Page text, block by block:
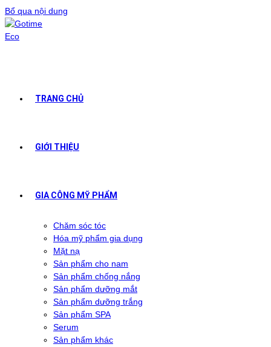
Bổ qua nội dung
TRANG CHỦ
GIỚI THIỆU
GIA CÔNG MỸ PHẨM
Chăm sóc tóc
Hóa mỹ phẩm gia dụng
Mặt nạ
Sản phẩm cho nam
Sản phẩm chống nắng
Sản phẩm dưỡng mắt
Sản phẩm dưỡng trắng
Sản phẩm SPA
Serum
Sản phẩm khác